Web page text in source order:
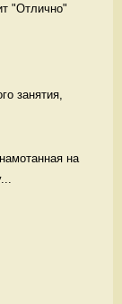
"Отлично"
занятия,
на